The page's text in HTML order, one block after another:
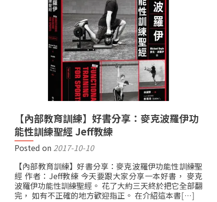
【內部教育訓練】好書分享：麥克波羅伊功
能性訓練聖經 Jeff教練
Posted on 2017-10-10
【內部教育訓練】好書分享：麥克波羅伊功能性訓練聖
經 作者：Jeff教練 今天要跟大家分享一本好書， 麥克
波羅伊功能性訓練聖經。 花了大約三天終於把它全部翻
完， 如有不正確的地方歡迎指正。 在介紹這本書[…]